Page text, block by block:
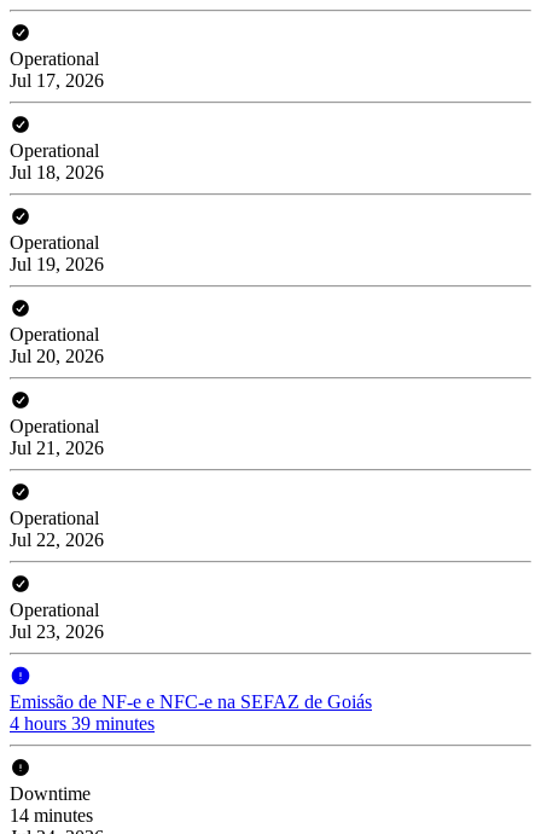
Operational
Jul 17, 2026
Operational
Jul 18, 2026
Operational
Jul 19, 2026
Operational
Jul 20, 2026
Operational
Jul 21, 2026
Operational
Jul 22, 2026
Operational
Jul 23, 2026
Emissão de NF-e e NFC-e na SEFAZ de Goiás
4 hours 39 minutes
Downtime
14 minutes